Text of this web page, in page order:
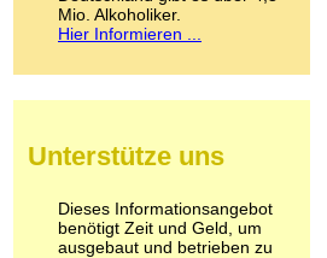
Metamphetamin
Methadon
Pilze
Psychopharmaka
Schlafmittel
Schmerzmittel
Mio. Alkoholiker.
Hier Informieren ...
Unterstütze uns
Dieses Informationsangebot
benötigt Zeit und Geld, um
ausgebaut und betrieben zu